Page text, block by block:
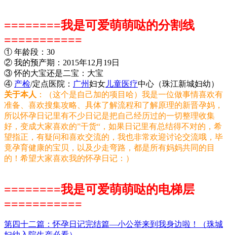
========我是可爱萌萌哒的分割线
===========
① 年龄段：30
② 我的预产期：2015年12月19日
③ 怀的大宝还是二宝：大宝
④ 产检/定点医院： 广州妇女 儿童医疗中心（珠江新城妇幼）
关于本人 ：（这个是自己加的项目哈）我是一位做事情喜欢有
准备、喜欢搜集攻略、具体了解流程和了解原理的新晋孕妈，
所以怀孕日记里有不少日记是把自己经历过的一切整理收集
好，变成大家喜欢的”干货“，如果日记里有总结得不对的，希
望指正，有疑问和喜欢交流的，我也非常欢迎讨论交流哦，毕
竟孕育健康的宝贝，以及少走弯路，都是所有妈妈共同的目
的！希望大家喜欢我的怀孕日记：）
========我是可爱萌萌哒的电梯层
===========
第四十二篇：怀孕日记完结篇—小公举来到我身边啦！（珠城